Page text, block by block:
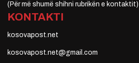
(Për më shumë shihni rubrikën e kontaktit)
KONTAKTI
kosovapost.net
kosovapost.net@gmail.com